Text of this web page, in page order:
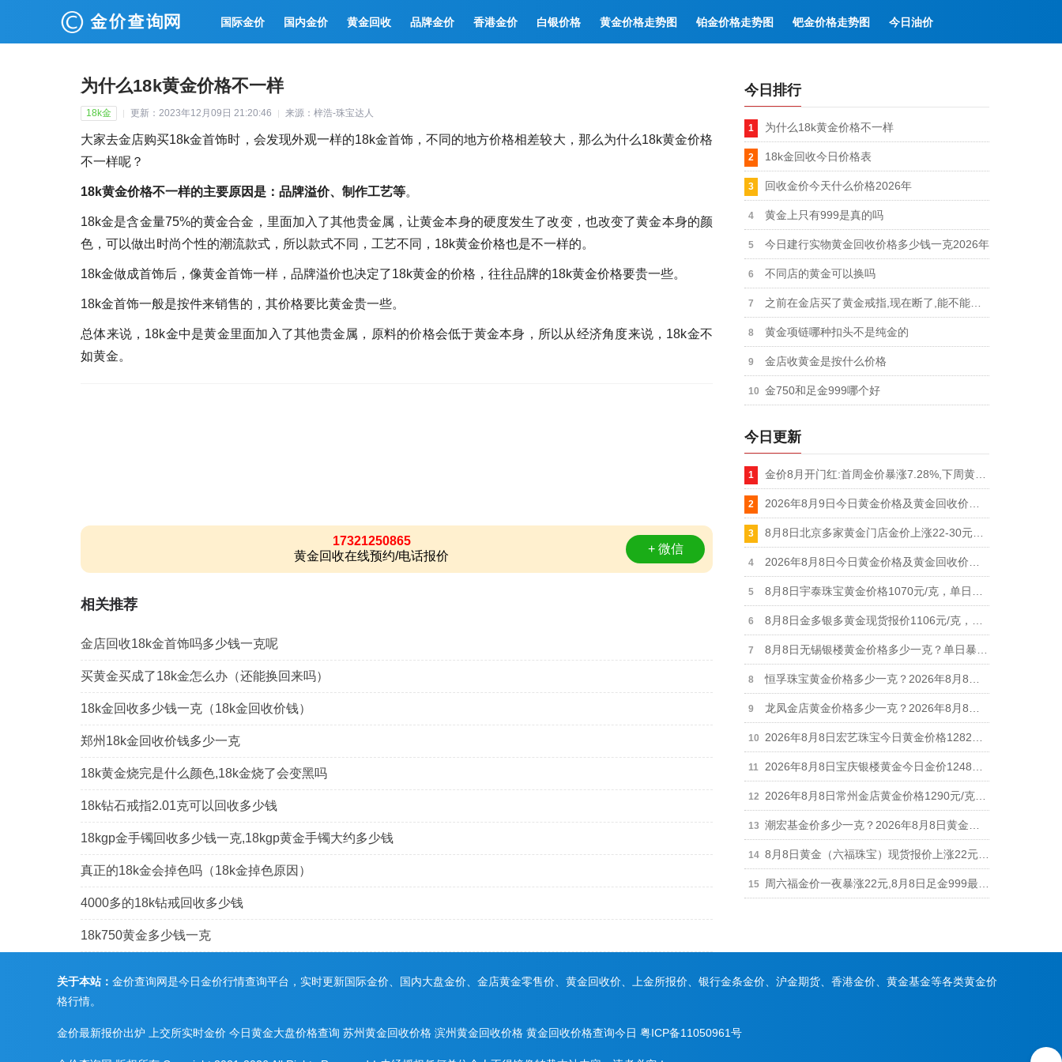
国际金价 国内金价 黄金回收 品牌金价 香港金价 白银价格 黄金价格走势图 铂金价格走势图 钯金价格走势图 今日油价
为什么18k黄金价格不一样
18k金 更新：2023年12月09日 21:20:46 来源：梓浩-珠宝达人
大家去金店购买18k金首饰时，会发现外观一样的18k金首饰，不同的地方价格相差较大，那么为什么18k黄金价格
不一样呢？
18k黄金价格不一样的主要原因是：品牌溢价、制作工艺等。
18k金是含金量75%的黄金合金，里面加入了其他贵金属，让黄金本身的硬度发生了改变，也改变了黄金本身的颜
色，可以做出时尚个性的潮流款式，所以款式不同，工艺不同，18k黄金价格也是不一样的。
18k金做成首饰后，像黄金首饰一样，品牌溢价也决定了18k黄金的价格，往往品牌的18k黄金价格要贵一些。
18k金首饰一般是按件来销售的，其价格要比黄金贵一些。
总体来说，18k金中是黄金里面加入了其他贵金属，原料的价格会低于黄金本身，所以从经济角度来说，18k金不
如黄金。
17321250865
黄金回收在线预约/电话报价
+ 微信
相关推荐
金店回收18k金首饰吗多少钱一克呢
买黄金买成了18k金怎么办（还能换回来吗）
18k金回收多少钱一克（18k金回收价钱）
郑州18k金回收价钱多少一克
18k黄金烧完是什么颜色,18k金烧了会变黑吗
18k钻石戒指2.01克可以回收多少钱
18kgp金手镯回收多少钱一克,18kgp黄金手镯大约多少钱
真正的18k金会掉色吗（18k金掉色原因）
4000多的18k钻戒回收多少钱
18k750黄金多少钱一克
今日排行
为什么18k黄金价格不一样
18k金回收今日价格表
回收金价今天什么价格2026年
黄金上只有999是真的吗
今日建行实物黄金回收价格多少钱一克2026年
不同店的黄金可以换吗
黄金项链哪种扣头不是纯金的
金店收黄金是按什么价格
金750和足金999哪个好
今日更新
关于本站： 金价查询网是今日金价行情查询平台，实时更新国际金价、国内大盘金价、金店黄金零售价、黄金回收价、上金所报价、银行金条金价、沪金期货、香港金价、黄金基金等各类黄金价
格行情。
金价最新报价出炉 上交所实时金价 今日黄金大盘价格查询 苏州黄金回收价格 滨州黄金回收价格 黄金回收价格查询今日 粤ICP备11050961号